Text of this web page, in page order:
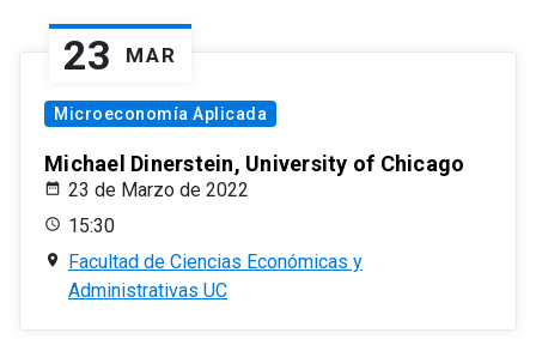
23 MAR
Microeconomía Aplicada
Michael Dinerstein, University of Chicago
23 de Marzo de 2022
15:30
Facultad de Ciencias Económicas y
Administrativas UC